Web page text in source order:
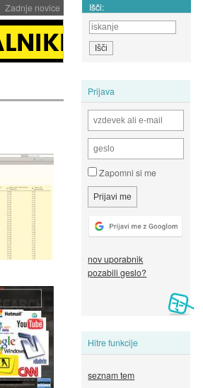
Zadnje novice Išči:
Prijava
Zapomni si me
nov uporabnik
pozabili geslo?
Hitre funkcije
seznam tem